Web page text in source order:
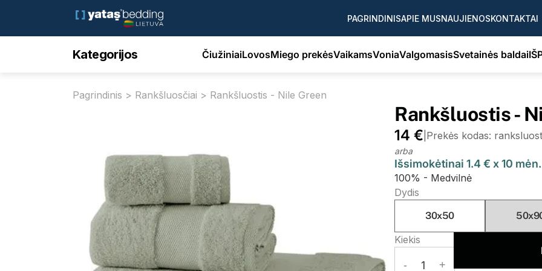
PAGRINDINISAPIE MUSNAUJIENOSKONTAKTAI
Kategorijos ČiužiniaiLovosMiego prekėsVaikamsVoniaValgomasisSvetainės baldai
Pagrindinis > Rankšluosčiai > Rankšluostis - Nile Green
Rankšluostis -
14 € Prekės kodas:
arba
Išsimokėtinai 1.4 € x 10
100% - Medvilnė
Dydis
30x50
Kiekis
- 1 +